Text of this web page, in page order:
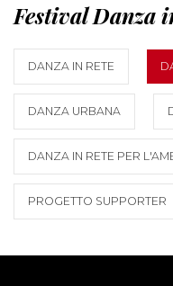
Festival Danza
DANZA IN RETE
DANZA URBANA
DANZA IN RETE PER
PROGETTO SUPPORTER